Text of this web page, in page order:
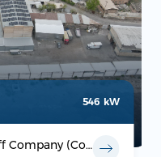
546 kW
Solar Power Plant for Ecoproff Company (Comfort)